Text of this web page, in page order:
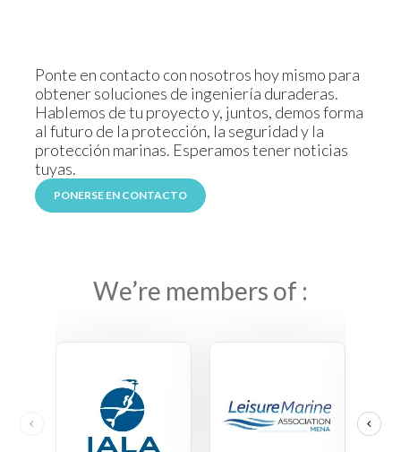
Ponte en contacto con nosotros hoy mismo para
obtener soluciones de ingeniería duraderas.
Hablemos de tu proyecto y, juntos, demos forma
al futuro de la protección, la seguridad y la
protección marinas. Esperamos tener noticias
tuyas.
PONERSE EN CONTACTO
We’re members of :